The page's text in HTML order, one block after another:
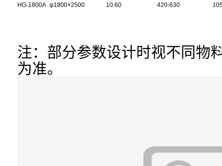
HG-1800A φ1800×2500 10.60 420-630
注：部分参数设计时视不同物
为准。